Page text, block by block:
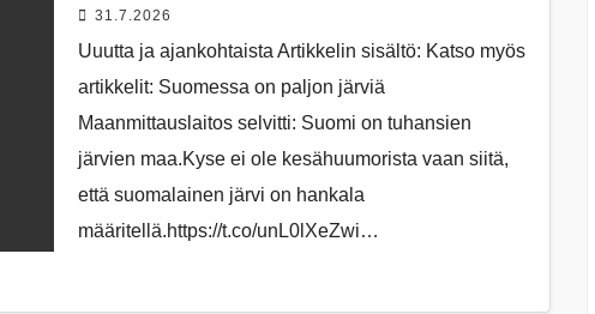
31.7.2026
Uuutta ja ajankohtaista Artikkelin sisältö: Katso myös
artikkelit: Suomessa on pal­jon jär­viä
Maanmittauslaitos selvitti: Suomi on tuhansien
järvien maa.Kyse ei ole kesähuumorista vaan siitä,
että suomalainen järvi on hankala
määritellä.https://t.co/unL0lXeZwi…